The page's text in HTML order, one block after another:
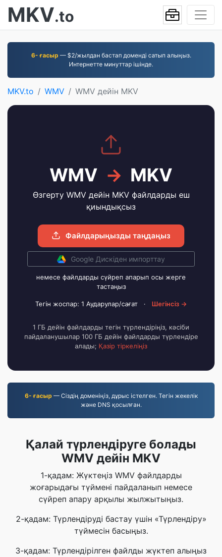
MKV.to
6- ғасыр — $2/жылдан бастап доменді сатып алыңыз.
Интернетте минуттар ішінде.
MKV.to WMV WMV дейін MKV
WMV → MKV
Өзгерту WMV дейін MKV файлдарды еш
қиындықсыз
Файлдарыңызды таңдаңыз
Google Дискіден импорттау
немесе файлдарды сүйреп апарып осы жерге
тастаңыз
Тегін жоспар: 1 Аударулар/сағат · Шегінсіз →
1 ГБ дейін файлдарды тегін түрлендіріңіз, кәсіби
пайдаланушылар 100 ГБ дейін файлдарды түрлендіре
алады; Қазір тіркеліңіз
6- ғасыр — Сіздің доменіңіз, дұрыс істелген. Тегін жекелік
және DNS қосылған.
Қалай түрлендіруге болады
WMV дейін MKV
1-қадам: Жүктеңіз WMV файлдарды
жоғарыдағы түймені пайдаланып немесе
сүйреп апару арқылы жылжытыңыз.
2-қадам: Түрлендіруді бастау үшін «Түрлендіру»
түймесін басыңыз.
3-қадам: Түрлендірілген файлды жүктеп алыңыз